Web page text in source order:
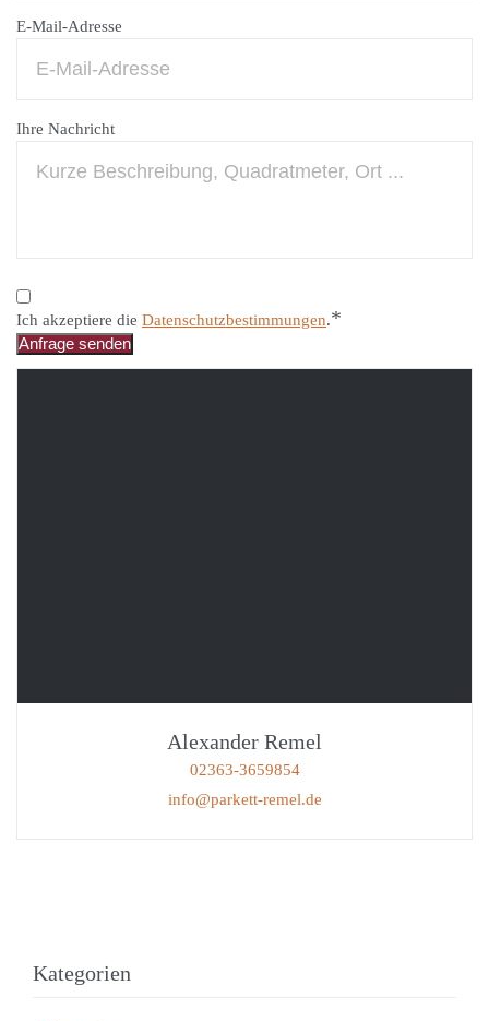
E-Mail-Adresse
Ihre Nachricht
Ich akzeptiere die Datenschutzbestimmungen.*
Anfrage senden
Alexander Remel
02363-3659854
info@parkett-remel.de
Kategorien